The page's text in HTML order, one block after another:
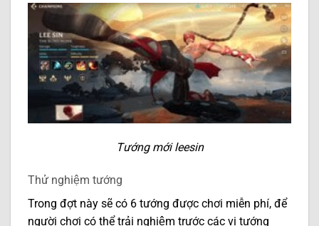
Tướng mới leesin
Thử nghiệm tướng
Trong đợt này sẽ có 6 tướng được chơi miễn phí, để
người chơi có thể trải nghiệm trước các vị tướng